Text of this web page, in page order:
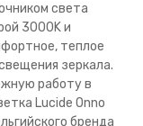
света
3000K и
теплое
зеркала.
работу в
Lucide Onno
бренда